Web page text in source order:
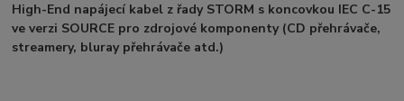
High-End napájecí kabel z řady STORM s koncovkou IEC C-15
ve verzi SOURCE pro zdrojové komponenty (CD přehrávače,
streamery, bluray přehrávače atd.)